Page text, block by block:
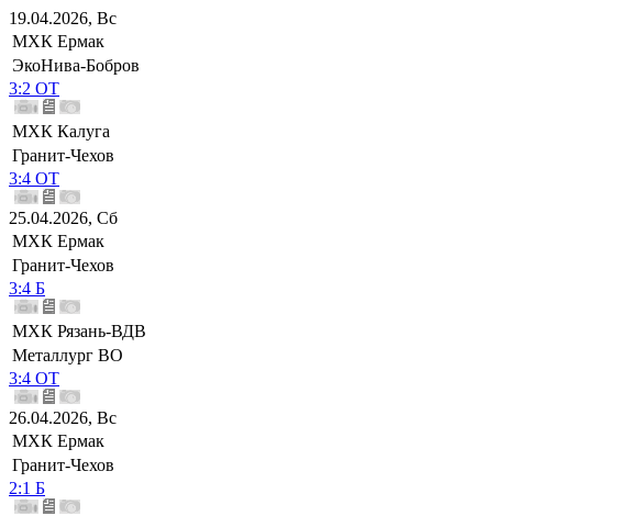
19.04.2026, Вс
МХК Ермак
ЭкоНива-Бобров
3:2 ОТ
МХК Калуга
Гранит-Чехов
3:4 ОТ
25.04.2026, Сб
МХК Ермак
Гранит-Чехов
3:4 Б
МХК Рязань-ВДВ
Металлург ВО
3:4 ОТ
26.04.2026, Вс
МХК Ермак
Гранит-Чехов
2:1 Б